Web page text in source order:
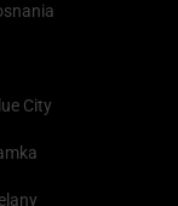
City